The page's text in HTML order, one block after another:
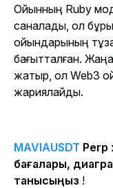
Ойынның Ruby
саналады, ол
ойындарының
бағытталған. Жаңа
жатыр, ол Web3
жариялайды.
MAVIAUSDT Perp
бағалары,
танысыңыз !